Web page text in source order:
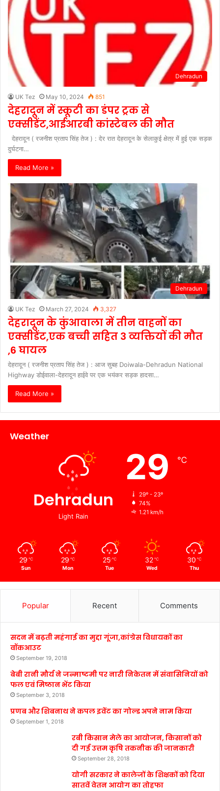
Dehradun
UK Tez May 10, 2024 851
देहरादून में स्कूटी का डंपर ट्रक से
एक्सीडेंट,आईआरबी कांस्टेबल की मौत
देहरादून ( रजनीश प्रताप सिंह तेज ) : देर रात देहरादून के सेलाकुई क्षेत्र में हुई एक सड़क
दुर्घटना…
Read More »
Dehradun
UK Tez March 27, 2024 3,327
देहरादून के कुंआवाला में तीन वाहनों का
एक्सीडेंट,एक बच्ची सहित 3 व्यक्तियों की मौत
,6 घायल
देहरादून ( रजनीश प्रताप सिंह तेज ) : आज सुबह Doiwala-Dehradun National
Highway डोईवाला-देहरादून हाईवे पर एक भयंकर सड़क हादसा…
Read More »
Weather
Dehradun
Light Rain
29 ℃
29º - 23º
74%
1.21 km/h
29 ℃
Sun
29 ℃
Mon
25 ℃
Tue
32 ℃
Wed
30 ℃
Thu
Popular Recent Comments
सदन में बढ़ती महंगाई का मुद्दा गूंजा,कांग्रेस विधायकों का
वॉकआउट
September 19, 2018
बेबी रानी मौर्य ने जन्माष्टमी पर नारी निकेतन में संवासिनियों को
फल एवं मिष्ठान भेंट किया
September 3, 2018
प्रणब और शिबनाथ ने कपल इवेंट का गोल्ड अपने नाम किया
September 1, 2018
रबी किसान मेले का आयोजन, किसानों को
दी गई उत्तम कृषि तकनीक की जानकारी
September 28, 2018
योगी सरकार ने कालेजों के शिक्षकों को दिया
सातवें वेतन आयोग का तोहफा